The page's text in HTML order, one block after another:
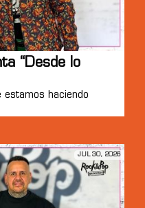
“Desde lo
estamos haciendo
JUL 30, 2026